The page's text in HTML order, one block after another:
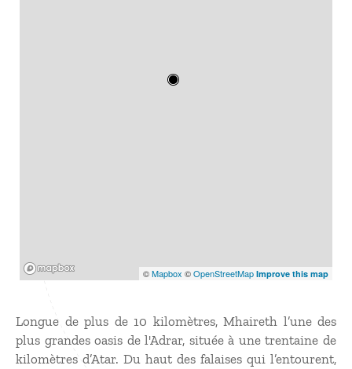
©Mapbox ©OpenStreetMap Improve this map
Longue de plus de 10 kilomètres, Mhaireth l’une des
plus grandes oasis de l'Adrar, située à une trentaine de
kilomètres d’Atar. Du haut des falaises qui l’entourent,